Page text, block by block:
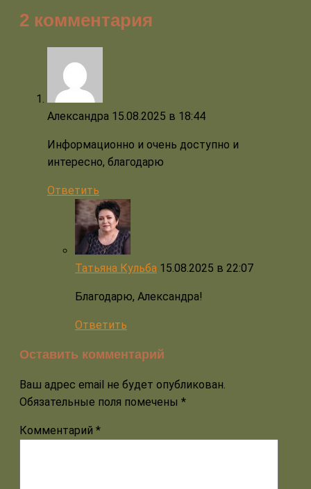
2 комментария
Александра 15.08.2025 в 18:44
Информационно и очень доступно и
интересно, благодарю
Ответить
Татьяна Кульба 15.08.2025 в 22:07
Благодарю, Александра!
Ответить
Оставить комментарий
Ваш адрес email не будет опубликован.
Обязательные поля помечены *
Комментарий *